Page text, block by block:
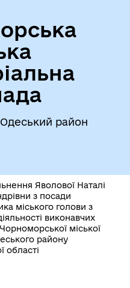
район
Яволової Наталі
з посади
міського голови з
виконавчих
міської
району
області